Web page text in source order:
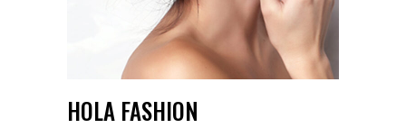
HOLA FASHION